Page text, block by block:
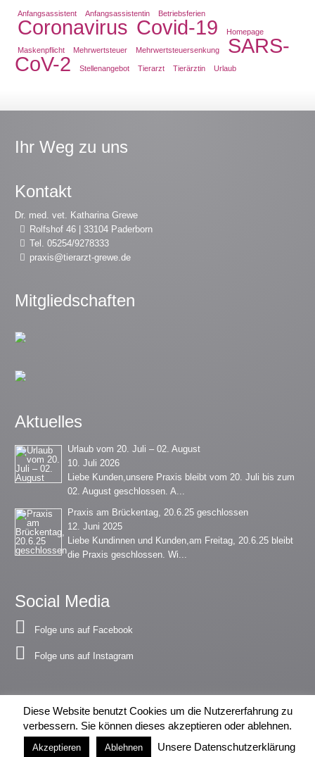
Anfangsassistent Anfangsassistentin Betriebsferien
Coronavirus Covid-19 Homepage
Maskenpflicht Mehrwertsteuer Mehrwertsteuersenkung SARS-
CoV-2 Stellenangebot Tierarzt Tierärztin Urlaub
Ihr Weg zu uns
Kontakt
Dr. med. vet. Katharina Grewe
Rolfshof 46 | 33104 Paderborn
Tel. 05254/9278333
praxis@tierarzt-grewe.de
Mitgliedschaften
Aktuelles
Urlaub vom 20. Juli – 02. August
10. Juli 2026
Liebe Kunden,unsere Praxis bleibt vom 20. Juli bis zum
02. August geschlossen. A...
Praxis am Brückentag, 20.6.25 geschlossen
12. Juni 2025
Liebe Kundinnen und Kunden,am Freitag, 20.6.25 bleibt
die Praxis geschlossen. Wi...
Social Media
Folge uns auf Facebook
Folge uns auf Instagram
DATENSCHUTZ IMPRESSUM
© 2014-2015 Tierarztpraxis Grewe | Webdesign
Diese Website benutzt Cookies um die Nutzererfahrung zu
verbessern. Sie können dieses akzeptieren oder ablehnen.
Akzeptieren Ablehnen Unsere Datenschutzerklärung